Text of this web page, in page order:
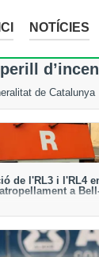
NOTÍCIES
nit
cultius del Segrià,
de Catalunya
de l'RL3 i l'RL4
a
el pla